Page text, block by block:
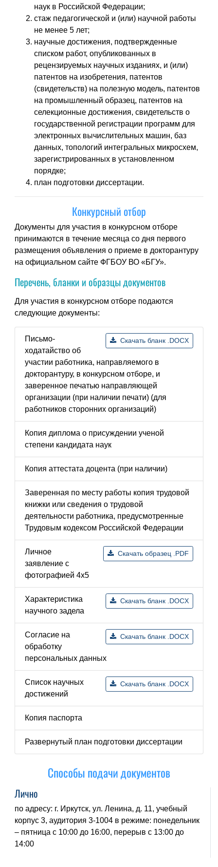
наук в Российской Федерации;
стаж педагогической и (или) научной работы
не менее 5 лет;
научные достижения, подтвержденные
списком работ, опубликованных в
рецензируемых научных изданиях, и (или)
патентов на изобретения, патентов
(свидетельств) на полезную модель, патентов
на промышленный образец, патентов на
селекционные достижения, свидетельств о
государственной регистрации программ для
электронных вычислительных машин, баз
данных, топологий интегральных микросхем,
зарегистрированных в установленном
порядке;
план подготовки диссертации.
Конкурсный отбор
Документы для участия в конкурсном отборе
принимаются в течение месяца со дня первого
размещения объявления о приеме в докторантуру
на официальном сайте ФГБОУ ВО «БГУ».
Перечень, бланки и образцы документов
Для участия в конкурсном отборе подаются
следующие документы:
Скачать бланк .DOCX
Письмо-
ходатайство об
участии работника, направляемого в
докторантуру, в конкурсном отборе, и
заверенное печатью направляющей
организации (при наличии печати) (для
работников сторонних организаций)
Копия диплома о присуждении ученой
степени кандидата наук
Копия аттестата доцента (при наличии)
Заверенная по месту работы копия трудовой
книжки или сведения о трудовой
деятельности работника, предусмотренные
Трудовым кодексом Российской Федерации
Скачать образец .PDF
Личное
заявление с
фотографией 4х5
Скачать бланк .DOCX
Характеристика
научного задела
Скачать бланк .DOCX
Согласие на
обработку
персональных данных
Скачать бланк .DOCX
Список научных
достижений
Копия паспорта
Развернутый план подготовки диссертации
Способы подачи документов
Лично
по адресу: г. Иркутск, ул. Ленина, д. 11, учебный
корпус 3, аудитория 3-1004 в режиме: понедельник
– пятница с 10:00 до 16:00, перерыв с 13:00 до
14:00